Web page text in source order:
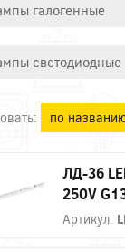
галогенные
светодиодные
по
ЛД-36
250V
Артикул: